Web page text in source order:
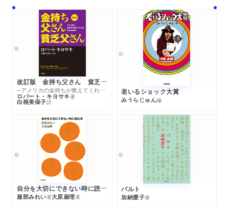
改訂版 金持ち父さん 貧乏父さん
─アメリカの金持ちが教えてくれるお金の哲学
ロバート・キヨサキ著
白根美保子訳
老いるショック大賞
みうらじゅん編
自分を大切にできない時に読む本
服部みれい著大原扁理著
パルト
加納愛子著